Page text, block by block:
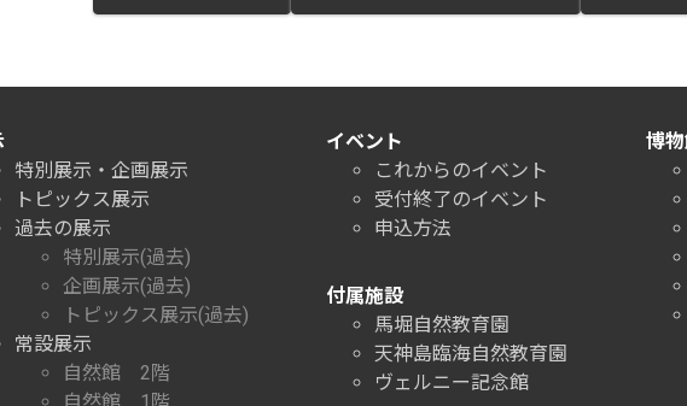
特別展示・企画展示
トピックス展示
過去の展示
特別展示(過去)
企画展示(過去)
トピックス展示(過去)
常設展示
自然館 2階
イベント
これからのイベント
受付終了のイベント
申込方法
付属施設
馬堀自然教育園
天神島臨海自然教育園
ヴェルニー記念館
博